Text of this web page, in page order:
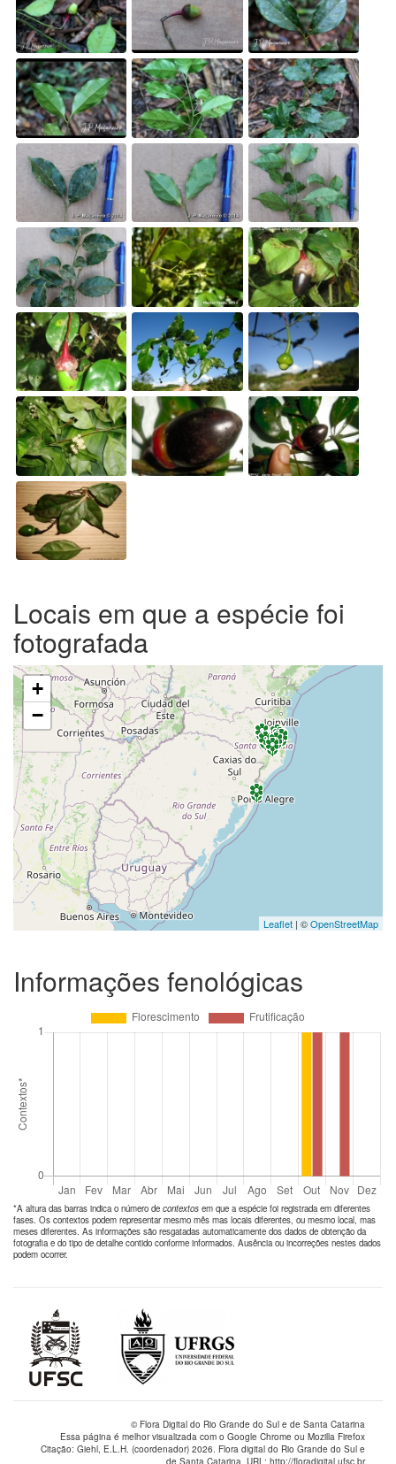
Locais em que a espécie foi
fotografada
+
−
Leaflet | ©OpenStreetMap
Informações fenológicas
*A altura das barras indica o número de contextos em que a espécie foi registrada em diferentes
fases. Os contextos podem representar mesmo mês mas locais diferentes, ou mesmo local, mas
meses diferentes. As informações são resgatadas automaticamente dos dados de obtenção da
fotografia e do tipo de detalhe contido conforme informados. Ausência ou incorreções nestes dados
podem ocorrer.
© Flora Digital do Rio Grande do Sul e de Santa Catarina
Essa página é melhor visualizada com o Google Chrome ou Mozilla Firefox
Citação: Giehl, E.L.H. (coordenador) 2026. Flora digital do Rio Grande do Sul e